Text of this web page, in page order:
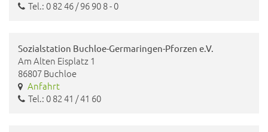
Tel.: 0 82 46 / 96 90 8 - 0
Sozialstation Buchloe-Germaringen-Pforzen e.V.
Am Alten Eisplatz 1
86807 Buchloe
Anfahrt
Tel.: 0 82 41 / 41 60